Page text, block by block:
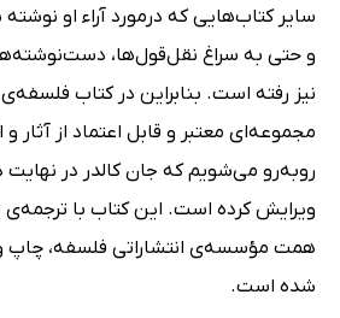
سایر کتاب‌هایی که درمورد آراء او
و حتی به سراغ نقل‌قول‌ها،
نیز رفته است. بنابراین در کتاب
مجموعه‌ای معتبر و قابل اعتماد از آثار
روبه‌رو می‌شویم که جان کالدر در نهایت
ویرایش کرده است. این کتاب با ترجمه‌ی
همت مؤسسه‌ی انتشاراتی فلسفه، چاپ و
شده است.